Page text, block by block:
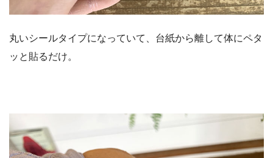
丸いシールタイプになっていて、台紙から離して体にペタ
ッと貼るだけ。